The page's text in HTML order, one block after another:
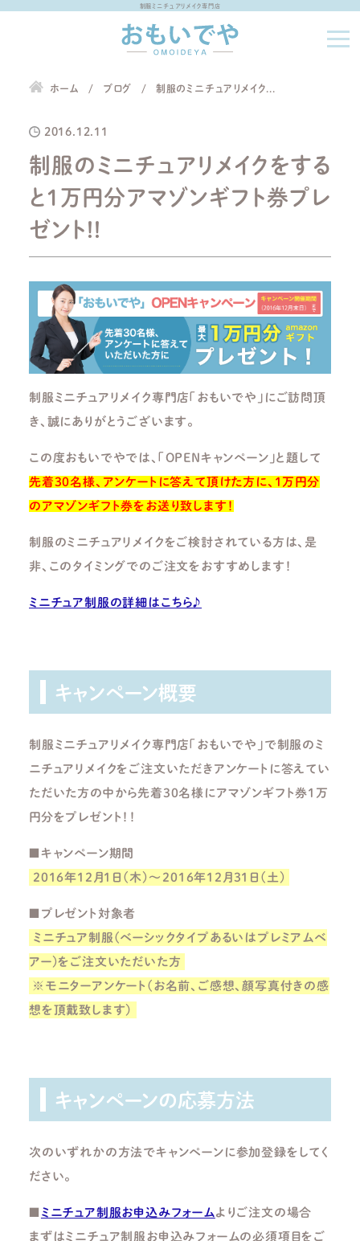
制服ミニチュアリメイク専門店
ホーム ブログ 制服のミニチュアリメイク...
2016.12.11
制服のミニチュアリメイクをする
と1万円分アマゾンギフト券プレ
ゼント!!
制服ミニチュアリメイク専門店「おもいでや」にご訪問頂
き、誠にありがとうございます。
この度おもいでやでは、「OPENキャンペーン」と題して
先着30名様、アンケートに答えて頂けた方に、1万円分
のアマゾンギフト券をお送り致します！
制服のミニチュアリメイクをご検討されている方は、是
非、このタイミングでのご注文をおすすめします！
ミニチュア制服の詳細はこちら♪
キャンペーン概要
制服ミニチュアリメイク専門店「おもいでや」で制服のミ
ニチュアリメイクをご注文いただきアンケートに答えてい
ただいた方の中から先着30名様にアマゾンギフト券1万
円分をプレゼント！！
■キャンペーン期間
2016年12月1日(木)～2016年12月31日(土)
■プレゼント対象者
ミニチュア制服(ベーシックタイプあるいはプレミアムベ
アー)をご注文いただいた方
※モニターアンケート(お名前、ご感想、顔写真付きの感
想を頂戴致します）
キャンペーンの応募方法
次のいずれかの方法でキャンペーンに参加登録をしてく
ださい。
ミニチュア制服お申込みフォームよりご注文の場合
まずはミニチュア制服お申込みフォームの必須項目をご